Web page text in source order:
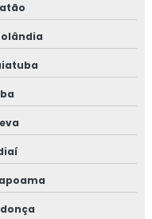
DE
ESTANQUEIDADE